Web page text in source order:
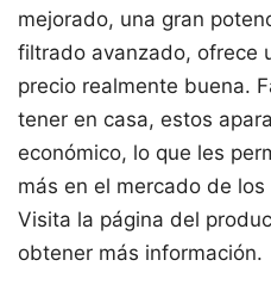
mejorado, una gran
filtrado avanzado, ofrece
precio realmente buena.
tener en casa, estos
económico, lo que les
más en el mercado de
Visita la página del
obtener más información.